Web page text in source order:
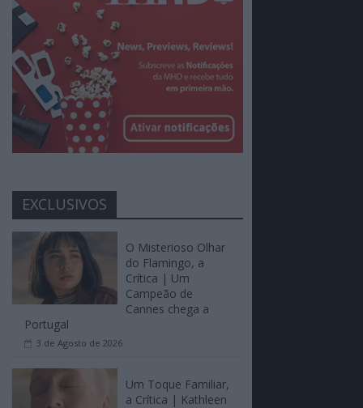
EXCLUSIVOS
O Misterioso Olhar
do Flamingo, a
Crítica | Um
Campeão de
Cannes chega a
Portugal
3 de Agosto de 2026
Um Toque Familiar,
a Crítica | Kathleen